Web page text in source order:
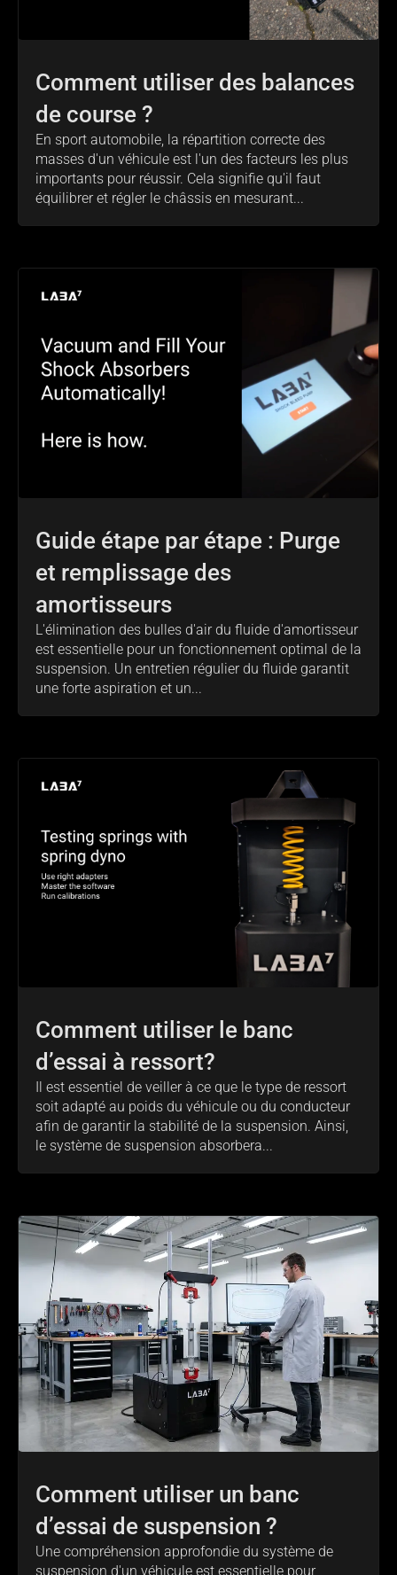
Comment utiliser des balances
de course ?
En sport automobile, la répartition correcte des
masses d'un véhicule est l'un des facteurs les plus
importants pour réussir. Cela signifie qu'il faut
équilibrer et régler le châssis en mesurant...
Guide étape par étape : Purge
et remplissage des
amortisseurs
L'élimination des bulles d'air du fluide d'amortisseur
est essentielle pour un fonctionnement optimal de la
suspension. Un entretien régulier du fluide garantit
une forte aspiration et un...
Comment utiliser le banc
d’essai à ressort?
Il est essentiel de veiller à ce que le type de ressort
soit adapté au poids du véhicule ou du conducteur
afin de garantir la stabilité de la suspension. Ainsi,
le système de suspension absorbera...
Comment utiliser un banc
d’essai de suspension ?
Une compréhension approfondie du système de
suspension d'un véhicule est essentielle pour